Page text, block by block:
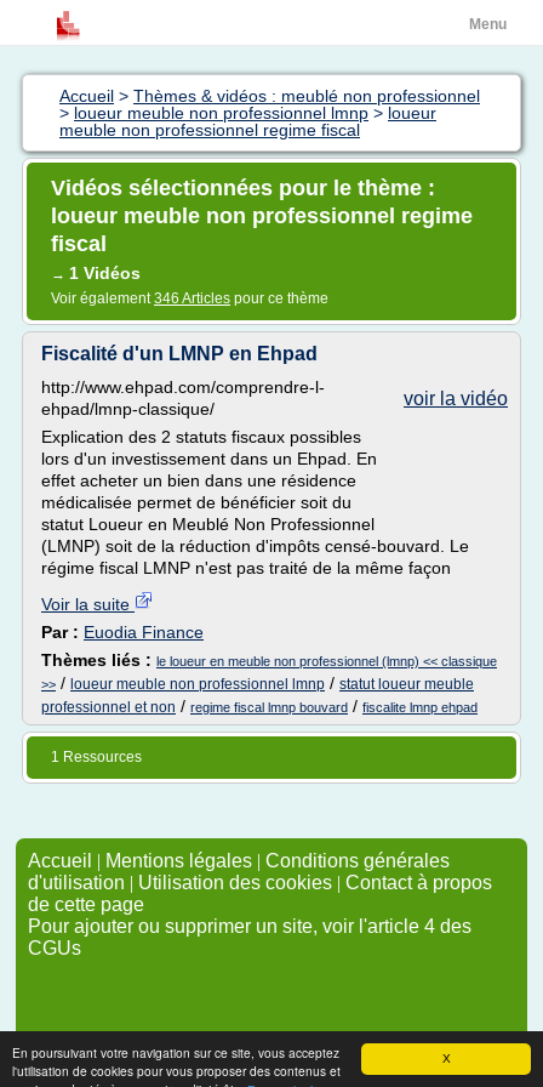
X
En poursuivant votre navigation sur ce site, vous acceptez
l'utilisation de cookies pour vous proposer des contenus et
Menu
Accueil > Thèmes & vidéos : meublé non professionnel
> loueur meuble non professionnel lmnp > loueur
meuble non professionnel regime fiscal
Vidéos sélectionnées pour le thème :
loueur meuble non professionnel regime
fiscal
→ 1 Vidéos
Voir également346 Articles pour ce thème
Fiscalité d'un LMNP en Ehpad
voir la vidéo
http://www.ehpad.com/comprendre-l-
ehpad/lmnp-classique/
Explication des 2 statuts fiscaux possibles
lors d'un investissement dans un Ehpad. En
effet acheter un bien dans une résidence
médicalisée permet de bénéficier soit du
statut Loueur en Meublé Non Professionnel
(LMNP) soit de la réduction d'impôts censé-bouvard. Le
régime fiscal LMNP n'est pas traité de la même façon
Voir la suite
Par : Euodia Finance
Thèmes liés : le loueur en meuble non professionnel (lmnp) << classique
>> / loueur meuble non professionnel lmnp / statut loueur meuble
professionnel et non / regime fiscal lmnp bouvard / fiscalite lmnp ehpad
1 Ressources
Accueil | Mentions légales | Conditions générales
d'utilisation | Utilisation des cookies | Contact à propos
de cette page
Pour ajouter ou supprimer un site, voir l'article 4 des
CGUs